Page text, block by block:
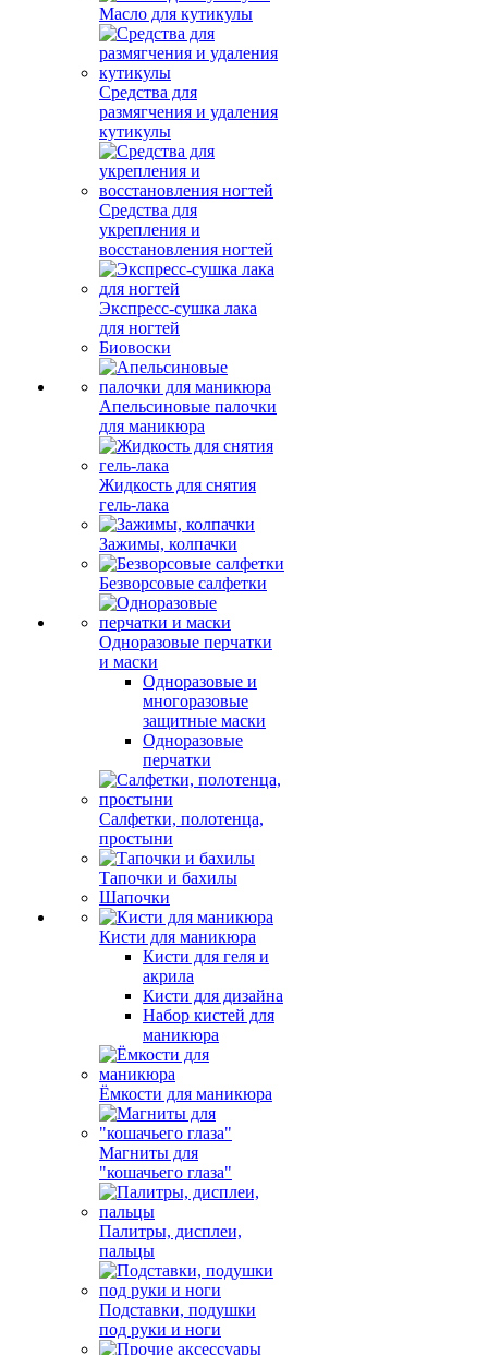
Масло для кутикулы
Средства для
размягчения и удаления
кутикулы
Средства для
укрепления и
восстановления ногтей
Экспресс-сушка лака
для ногтей
Биовоски
Апельсиновые палочки
для маникюра
Жидкость для снятия
гель-лака
Зажимы, колпачки
Безворсовые салфетки
Одноразовые перчатки
и маски
Одноразовые и
многоразовые
защитные маски
Одноразовые
перчатки
Салфетки, полотенца,
простыни
Тапочки и бахилы
Шапочки
Кисти для маникюра
Кисти для геля и
акрила
Кисти для дизайна
Набор кистей для
маникюра
Ёмкости для маникюра
Магниты для
"кошачьего глаза"
Палитры, дисплеи,
пальцы
Подставки, подушки
под руки и ноги